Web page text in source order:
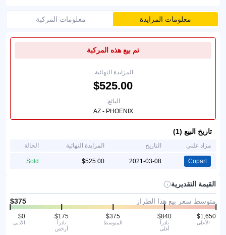
معلومات المزايدة معلومات المركبة
تم بيع هذه المركبة
المزايدة النهائية:
البائع:
AZ - PHOENIX
تاريخ البيع (1)
مزاد علني التاريخ المزايدة النهائية الحالة
Copart
2021-03-08
Sold
القيمة التقديرية
متوسط سعر بيع هذا الطراز
الأدنى
نادراً
أرخص
المتوسط
نادراً
أغلى
الأعلى